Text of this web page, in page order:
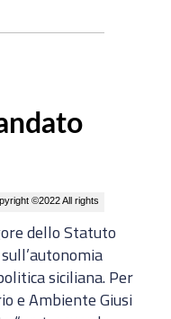
dello Statuto
siciliana. Per
e Ambiente Giusi